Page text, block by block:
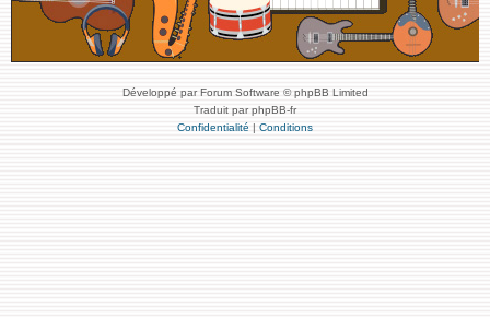
Développé par Forum Software © phpBB Limited
Traduit par phpBB-fr
Confidentialité | Conditions